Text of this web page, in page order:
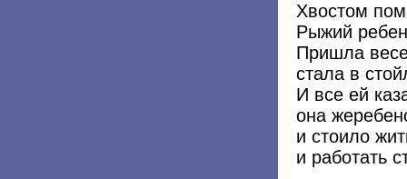
Хвостом
Рыжий
Пришла
стала в
И все ей
она
и стоило
и работать